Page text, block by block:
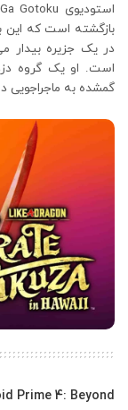
استودیوی Ryu Ga Gotoku با یک نسخه فرعی از سری
بازگشته است که این
در یک جزیره بیدار
است. او یک گروه
گمشده به ماجراجویی
Prime 4: Beyond